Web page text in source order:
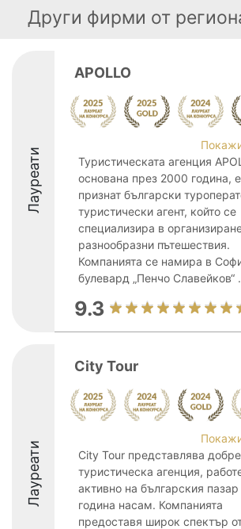
Други фирми от
Лауреати
APOLLO
Туристическата агенция
основана през 2000 година, е
признат български
туристически агент, който се
специализира в
разнообразни пътешествия.
Компанията се намира в
булевард „Пенчо Славейков“
9.3
Лауреати
City Tour
City Tour представлява
туристическа агенция,
активно на българския
година насам. Компанията
предоставя широк спектър